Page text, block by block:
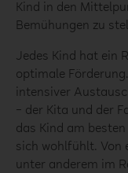
Kind in den
Bemühungen zu
Jedes Kind hat ein
optimale
intensiver
– der Kita und der
das Kind am
sich wohlfühlt. Von
unter anderem im